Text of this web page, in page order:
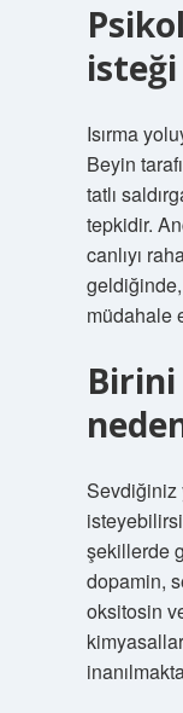
Isırma
Beyin
tatlı
tepkidir.
canlıyı
müdahale
Birini
Sevdiğiniz
şekillerde
dopamin,
oksitosin